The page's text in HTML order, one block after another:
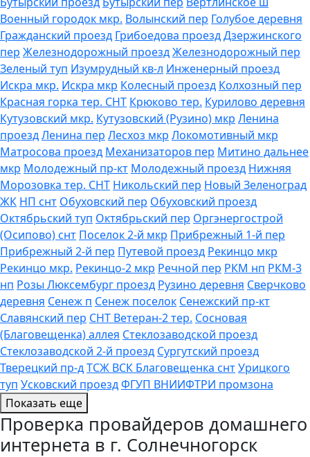
Военный городок мкр. Волынский пер Голубое деревня
Гражданский проезд Грибоедова проездДзержинского
пер Железнодорожный проездЖелезнодорожный пер
Зеленый туп Изумрудный кв-л Инженерный проезд
Искра мкр. Искра мкр Колесный проезд Колхозный пер
Красная горка тер. СНТ Крюково тер. Курилово деревня
Кутузовский мкр. Кутузовский (Рузино) мкр Ленина
проездЛенина пер Лесхоз мкр Локомотивный мкр
Матросова проезд Механизаторов пер Митино дальнее
мкр Молодежный пр-кт Молодежный проезд Нижняя
Морозовка тер. СНТ Никольский пер Новый Зеленоград
ЖК НП снт Обуховский пер Обуховский проезд
Октябрьский туп Октябрьский пер Оргэнергострой
(Осипово) снт Поселок 2-й мкр Прибрежный 1-й пер
Прибрежный 2-й пер Путевой проезд Рекинцо мкр
Рекинцо мкр. Рекинцо-2 мкр Речной пер РКМ нп РКМ-3
нп Розы Люксембург проезд Рузино деревня Сверчково
деревня Сенеж п Сенеж поселок Сенежский пр-кт
Славянский пер СНТ Ветеран-2 тер. Сосновая
(Благовещенка) аллея Стеклозаводской проезд
Стеклозаводской 2-й проезд Сургутский проезд
Тверецкий пр-дТСЖ ВСК Благовещенка снтУрицкого
туп Усковский проездФГУП ВНИИФТРИ промзона
Показать еще
Проверка провайдеров домашнего
интернета в г. Солнечногорск